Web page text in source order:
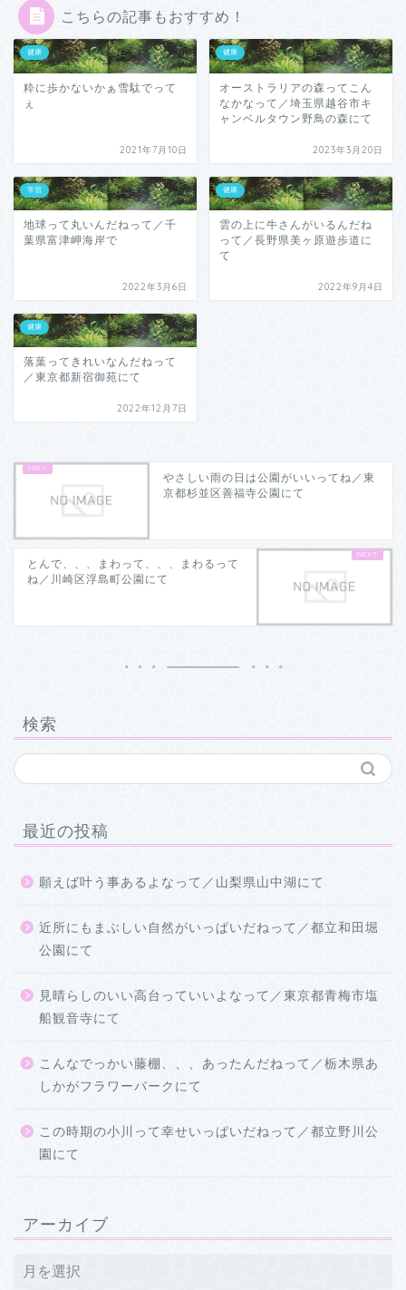
こちらの記事もおすすめ！
健康
粋に歩かないかぁ雪駄でって
ぇ
2021年7月10日
健康
オーストラリアの森ってこん
なかなって／埼玉県越谷市キ
ャンベルタウン野鳥の森にて
2023年3月20日
学習
地球って丸いんだねって／千
葉県富津岬海岸で
2022年3月6日
健康
雲の上に牛さんがいるんだね
って／長野県美ヶ原遊歩道に
て
2022年9月4日
健康
落葉ってきれいなんだねって
／東京都新宿御苑にて
2022年12月7日
やさしい雨の日は公園がいいってね／東
京都杉並区善福寺公園にて
とんで、、、まわって、、、まわるって
ね／川崎区浮島町公園にて
検索
最近の投稿
願えば叶う事あるよなって／山梨県山中湖にて
近所にもまぶしい自然がいっぱいだねって／都立和田堀
公園にて
見晴らしのいい高台っていいよなって／東京都青梅市塩
船観音寺にて
こんなでっかい藤棚、、、あったんだねって／栃木県あ
しかがフラワーパークにて
この時期の小川って幸せいっぱいだねって／都立野川公
園にて
アーカイブ